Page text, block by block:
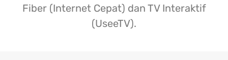
Fiber (Internet Cepat) dan TV Interaktif
(UseeTV).